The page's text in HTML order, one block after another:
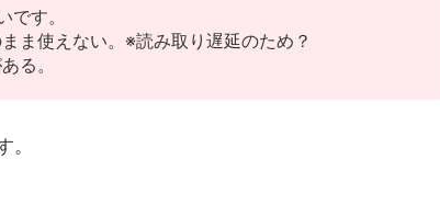
す。
ま使えない。※読み取り遅延のため？
る。